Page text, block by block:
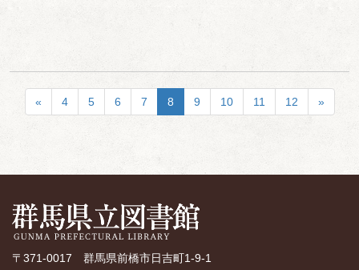
« 4 5 6 7 8 9 10 11 12 »
〒371-0017 群馬県前橋市日吉町1-9-1